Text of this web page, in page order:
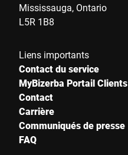
Rue *
Code postal *
Ville *
Mississauga, Ontario
L5R 1B8
Liens importants
Contact du service
MyBizerba Portail Clients
Contact
Carrière
Communiqués de presse
FAQ